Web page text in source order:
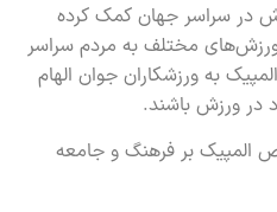
در سراسر جهان کمک کرده
مختلف به مردم سراسر
به ورزشکاران جوان الهام
در ورزش باشند.
المپیک بر فرهنگ و جامعه